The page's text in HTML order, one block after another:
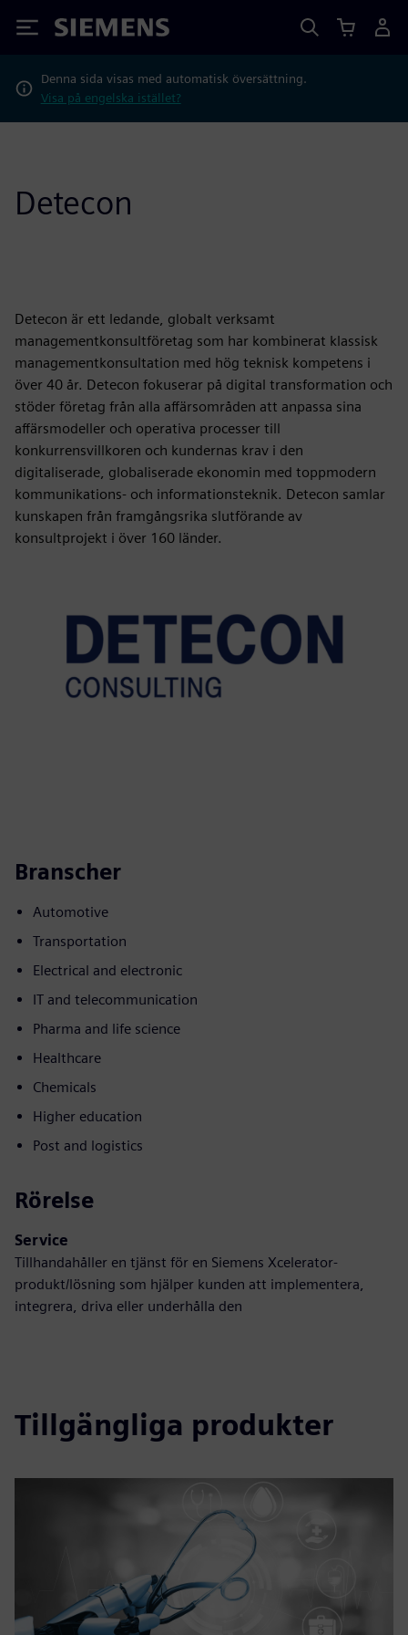
Siemens
Denna sida visas med automatisk översättning.
Visa på engelska istället?
Detecon
Detecon är ett ledande, globalt verksamt
managementkonsultföretag som har kombinerat klassisk
managementkonsultation med hög teknisk kompetens i
över 40 år. Detecon fokuserar på digital transformation och
stöder företag från alla affärsområden att anpassa sina
affärsmodeller och operativa processer till
konkurrensvillkoren och kundernas krav i den
digitaliserade, globaliserade ekonomin med toppmodern
kommunikations- och informationsteknik. Detecon samlar
kunskapen från framgångsrika slutförande av
konsultprojekt i över 160 länder.
Branscher
Automotive
Transportation
Electrical and electronic
IT and telecommunication
Pharma and life science
Healthcare
Chemicals
Higher education
Post and logistics
Rörelse
Service
Tillhandahåller en tjänst för en Siemens Xcelerator-
produkt/lösning som hjälper kunden att implementera,
integrera, driva eller underhålla den
Tillgängliga produkter